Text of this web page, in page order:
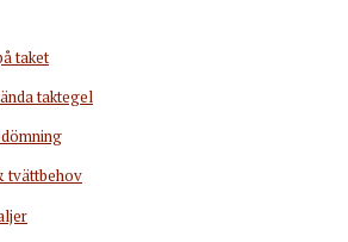
taket
taktegel
tvättbehov